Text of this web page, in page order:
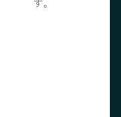
す。